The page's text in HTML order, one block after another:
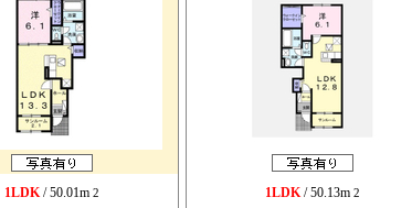
1LDK/ 50.01m 2 1LDK/ 50.13m 2